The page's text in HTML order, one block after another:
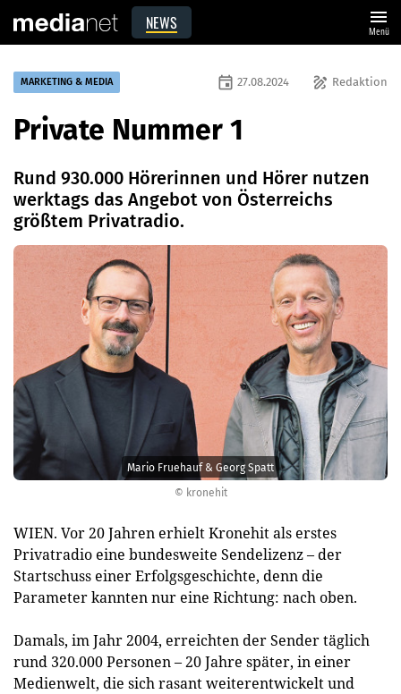
NEWS menu
Menü
© kronehit
Mario Fruehauf & Georg Spatt
MARKETING & MEDIA draw Redaktion
event 27.08.2024
Private Nummer 1
Rund 930.000 Hörerinnen und Hörer nutzen
werktags das Angebot von Österreichs
größtem Privatradio.
WIEN. Vor 20 Jahren erhielt Kronehit als erstes
Privatradio eine bundesweite Sendelizenz – der
Startschuss einer Erfolgsgeschichte, denn die
Parameter kannten nur eine Richtung: nach oben.
Damals, im Jahr 2004, erreichten der Sender täglich
rund 320.000 Personen – 20 Jahre später, in einer
Medienwelt, die sich rasant weiterentwickelt und